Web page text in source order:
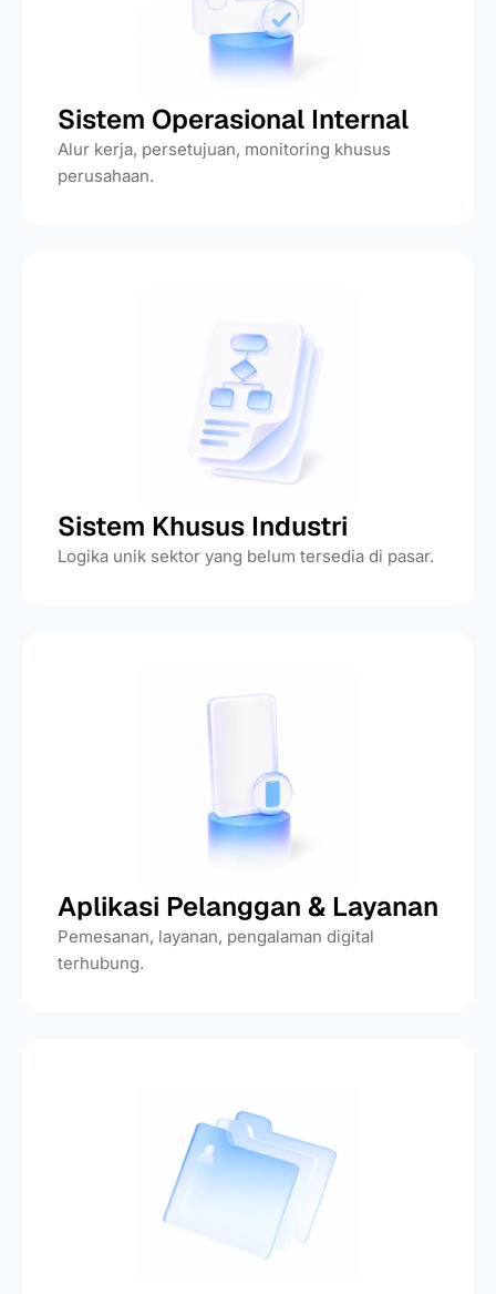
Sistem Operasional Internal
Alur kerja, persetujuan, monitoring khusus
perusahaan.
Sistem Khusus Industri
Logika unik sektor yang belum tersedia di pasar.
Aplikasi Pelanggan & Layanan
Pemesanan, layanan, pengalaman digital
terhubung.